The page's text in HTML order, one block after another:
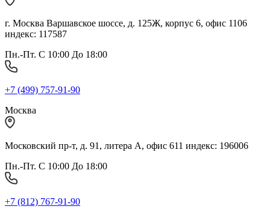
г. Москва Варшавское шоссе, д. 125Ж, корпус 6, офис 1106
индекс: 117587
Пн.-Пт. С 10:00 До 18:00
+7 (499) 757-91-90
Москва
Московский пр-т, д. 91, литера А, офис 611 индекс: 196006
Пн.-Пт. С 10:00 До 18:00
+7 (812) 767-91-90